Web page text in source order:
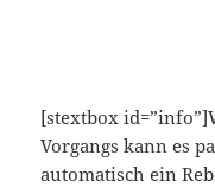
[stextbox
Vorgangs kann es
automatisch ein